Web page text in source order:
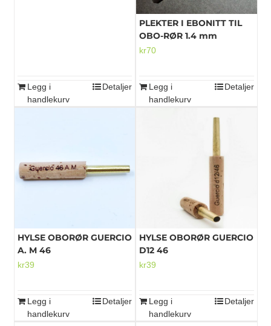
Legg i
handlekurv
Detaljer
PLEKTER I EBONITT TIL
OBO-RØR 1.4 mm
kr70
Legg i
handlekurv
Detaljer
HYLSE OBORØR GUERCIO
A. M 46
kr39
Legg i
handlekurv
Detaljer
HYLSE OBORØR GUERCIO
D12 46
kr39
Legg i
handlekurv
Detaljer